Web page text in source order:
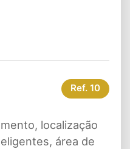
Ref. 10
localização
área de